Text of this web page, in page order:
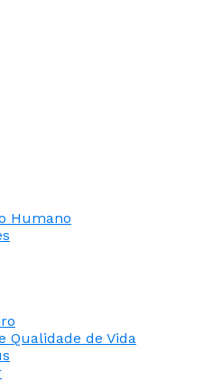
Humano
Qualidade de Vida